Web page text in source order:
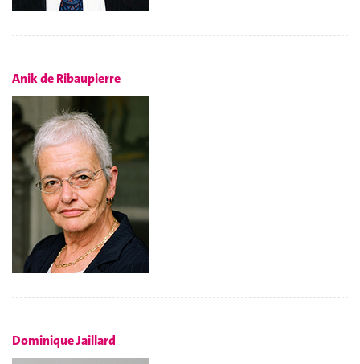
Anik de Ribaupierre
Dominique Jaillard